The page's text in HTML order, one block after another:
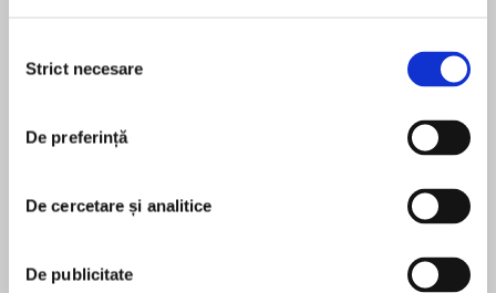
consimțământului
Strict necesare
De preferință
De cercetare și analitice
De publicitate
‘This is a beautiful story 🥰 Such a poignant
portrayal of love, loss and finding oneself’
stories with just a sprinkling of magic’ ⭐⭐⭐⭐⭐
În acest moment nu există recenzii
Ashley Poston